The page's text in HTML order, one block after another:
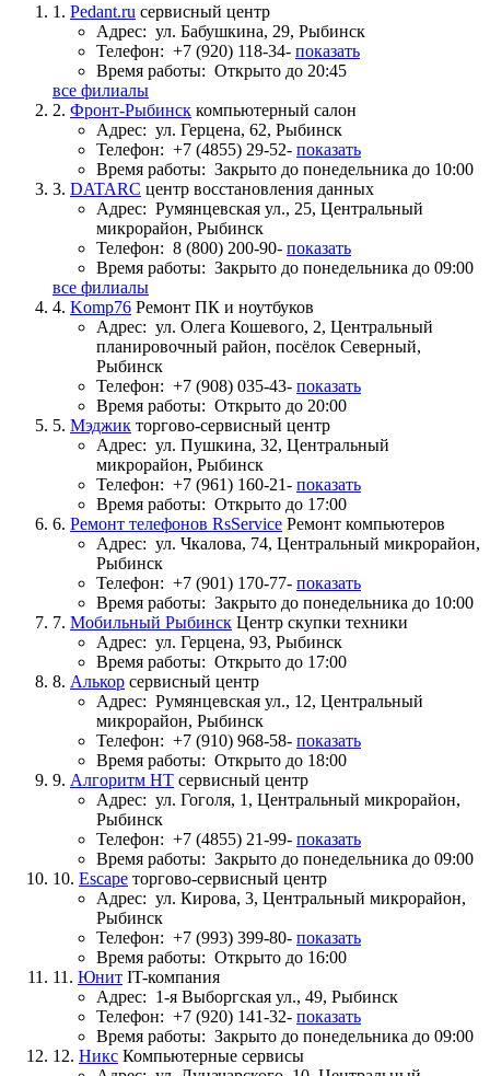
1. Pedant.ru сервисный центр
Адрес: ул. Бабушкина, 29, Рыбинск
Телефон: +7 (920) 118-34- показать
Время работы: Открыто до 20:45
все филиалы
2. Фронт-Рыбинск компьютерный салон
Адрес: ул. Герцена, 62, Рыбинск
Телефон: +7 (4855) 29-52- показать
Время работы: Закрыто до понедельника до 10:00
3. DATARC центр восстановления данных
Адрес: Румянцевская ул., 25, Центральный
микрорайон, Рыбинск
Телефон: 8 (800) 200-90- показать
Время работы: Закрыто до понедельника до 09:00
все филиалы
4. Komp76 Ремонт ПК и ноутбуков
Адрес: ул. Олега Кошевого, 2, Центральный
планировочный район, посёлок Северный,
Рыбинск
Телефон: +7 (908) 035-43- показать
Время работы: Открыто до 20:00
5. Мэджик торгово-сервисный центр
Адрес: ул. Пушкина, 32, Центральный
микрорайон, Рыбинск
Телефон: +7 (961) 160-21- показать
Время работы: Открыто до 17:00
6. Ремонт телефонов RsService Ремонт компьютеров
Адрес: ул. Чкалова, 74, Центральный микрорайон,
Рыбинск
Телефон: +7 (901) 170-77- показать
Время работы: Закрыто до понедельника до 10:00
7. Мобильный Рыбинск Центр скупки техники
Адрес: ул. Герцена, 93, Рыбинск
Время работы: Открыто до 17:00
8. Алькор сервисный центр
Адрес: Румянцевская ул., 12, Центральный
микрорайон, Рыбинск
Телефон: +7 (910) 968-58- показать
Время работы: Открыто до 18:00
9. Алгоритм НТ сервисный центр
Адрес: ул. Гоголя, 1, Центральный микрорайон,
Рыбинск
Телефон: +7 (4855) 21-99- показать
Время работы: Закрыто до понедельника до 09:00
10. Escape торгово-сервисный центр
Адрес: ул. Кирова, 3, Центральный микрорайон,
Рыбинск
Телефон: +7 (993) 399-80- показать
Время работы: Открыто до 16:00
11. Юнит IT-компания
Адрес: 1-я Выборгская ул., 49, Рыбинск
Телефон: +7 (920) 141-32- показать
Время работы: Закрыто до понедельника до 09:00
12. Никс Компьютерные сервисы